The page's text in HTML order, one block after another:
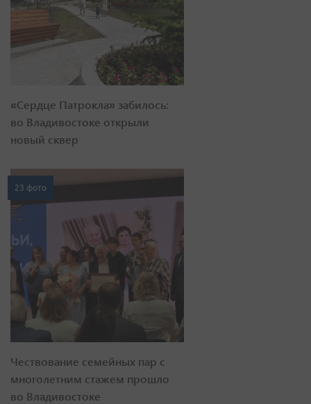
«Сердце Патрокла» забилось:
во Владивостоке открыли
новый сквер
23 фото
Чествование семейных пар с
многолетним стажем прошло
во Владивостоке